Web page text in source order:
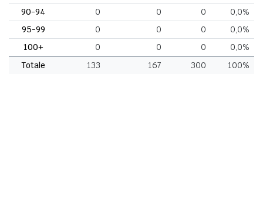
90-94
0 0 0
0,0%
95-99
0 0 0
0,0%
100+
0 0 0
0,0%
Totale
133 167 300 100%